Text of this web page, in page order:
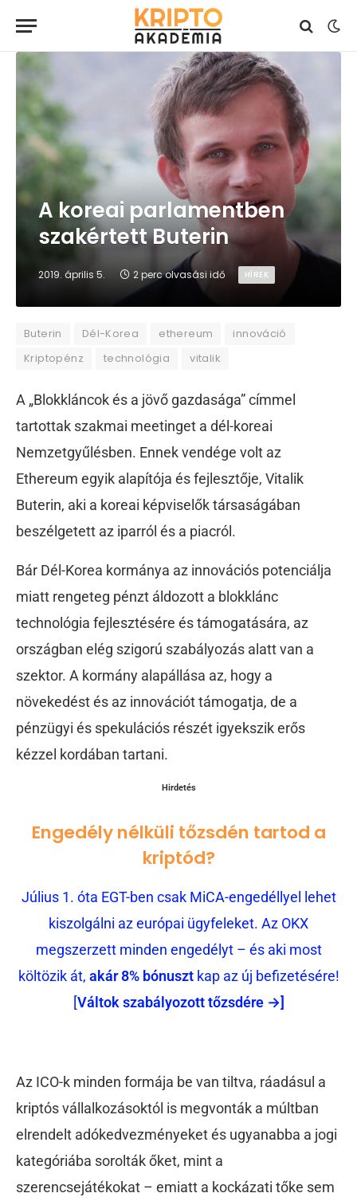
A koreai parlamentben
szakértett Buterin
2019. április 5. 2 perc olvasási idő HÍREK
Buterin Dél-Korea ethereum
innováció
Kriptopénz
technológia vitalik
A „Blokkláncok és a jövő gazdasága” címmel
tartottak szakmai meetinget a dél-koreai
Nemzetgyűlésben. Ennek vendége volt az
Ethereum egyik alapítója és fejlesztője, Vitalik
Buterin, aki a koreai képviselők társaságában
beszélgetett az iparról és a piacról.
Bár Dél-Korea kormánya az innovációs potenciálja
miatt rengeteg pénzt áldozott a blokklánc
technológia fejlesztésére és támogatására, az
országban elég szigorú szabályozás alatt van a
szektor. A kormány alapállása az, hogy a
növekedést és az innovációt támogatja, de a
pénzügyi és spekulációs részét igyekszik erős
kézzel kordában tartani.
Hirdetés
Engedély nélküli tőzsdén tartod a
kriptód?
Július 1. óta EGT-ben csak MiCA-engedéllyel lehet
kiszolgálni az európai ügyfeleket. Az OKX
megszerzett minden engedélyt – és aki most
költözik át, akár 8% bónusztkap az új befizetésére!
[Váltok szabályozott tőzsdére →]
Az ICO-k minden formája be van tiltva, ráadásul a
kriptós vállalkozásoktól is megvonták a múltban
elrendelt adókedvezményeket és ugyanabba a jogi
kategóriába sorolták őket, mint a
szerencsejátékokat – emiatt a kockázati tőke sem